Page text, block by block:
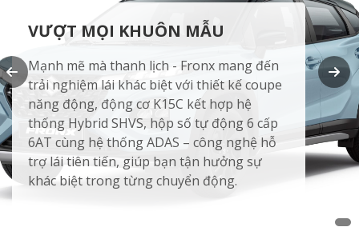
VƯỢT MỌI KHUÔN MẪU
Mạnh mẽ mà thanh lịch - Fronx mang đến
trải nghiệm lái khác biệt với thiết kế coupe
năng động, động cơ K15C kết hợp hệ
thống Hybrid SHVS, hộp số tự động 6 cấp
6AT cùng hệ thống ADAS – công nghệ hỗ
trợ lái tiên tiến, giúp bạn tận hưởng sự
khác biệt trong từng chuyển động.